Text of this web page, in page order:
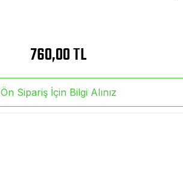
760,00 TL
Ön Sipariş İçin Bilgi Alınız